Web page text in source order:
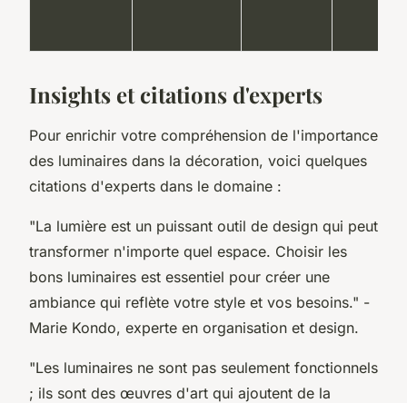
Insights et citations d'experts
Pour enrichir votre compréhension de l'importance
des luminaires dans la décoration, voici quelques
citations d'experts dans le domaine :
"La lumière est un puissant outil de design qui peut
transformer n'importe quel espace. Choisir les
bons luminaires est essentiel pour créer une
ambiance qui reflète votre style et vos besoins." -
Marie Kondo, experte en organisation et design.
"Les luminaires ne sont pas seulement fonctionnels
; ils sont des œuvres d'art qui ajoutent de la